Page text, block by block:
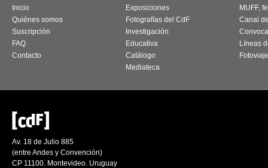
Inicio
Quiénes somos
Suscripción
FAQ
Contacto
Exposiciones
Fotografías del CdF
Investigación
Educativa
Catálogo
Mediateca
MUFF,
Canal
Líneas
Av. 18 de Julio 885
(entre Andes y Convención)
CP 11100. Montevideo. Uruguay